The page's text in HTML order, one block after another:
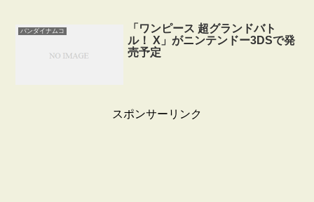
バンダイナムコ
「ワンピース 超グランドバト
ル！ X」がニンテンドー3DSで発
売予定
スポンサーリンク